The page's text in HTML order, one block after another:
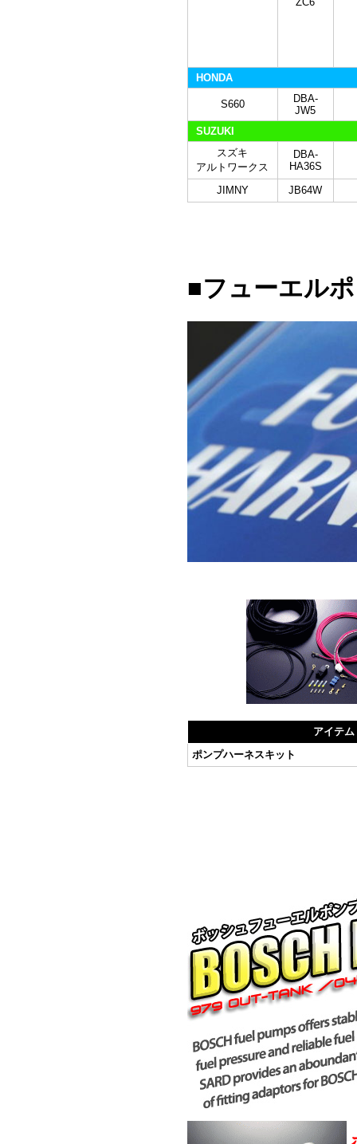
HONDA
S660
DBA-
JW5
SUZUKI
スズキ
アルトワークス
DBA-
HA36S
JIMNY
JB64W
■フューエル
アイテム
ポンプハーネスキット